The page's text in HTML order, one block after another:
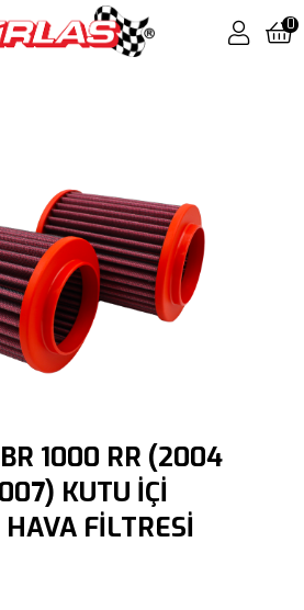
0
1000 RR (2004
KUTU İÇİ
FİLTRESİ